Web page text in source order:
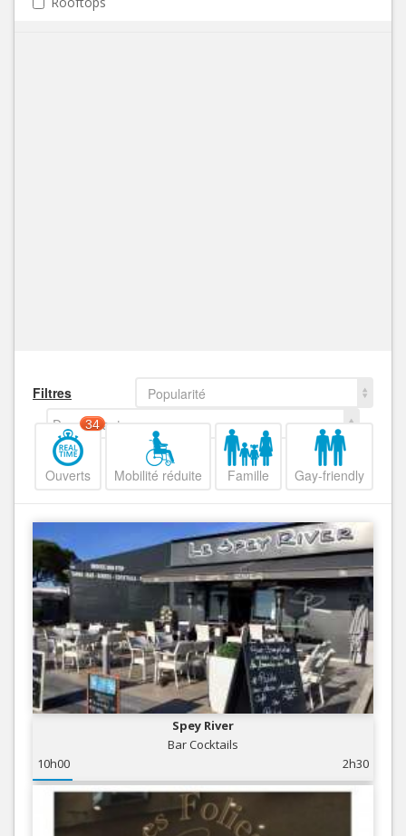
Filtres
Popularité
Decroissant
Ouverts
34
Mobilité réduite Famille Gay-friendly
Spey River
Bar Cocktails
10h00
2h30